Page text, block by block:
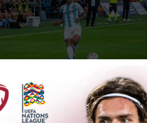
"Riga FC" iegūst handikapu, RFS
būs jāatspēlējas
Ceturtdienas vakarā savas spēles UEFA
Konferences līgas kvalifikācijas trešajā kārtā